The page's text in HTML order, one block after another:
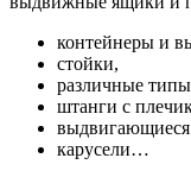
контейнеры и
стойки,
различные
штанги с
карусели…